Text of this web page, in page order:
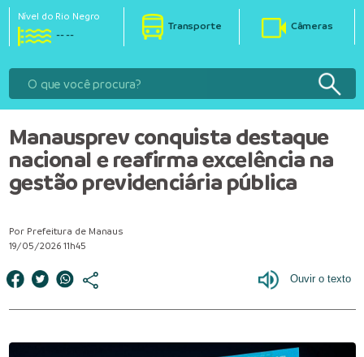
Nível do Rio Negro
-- --
Transporte Câmeras
Manausprev conquista destaque
nacional e reafirma excelência na
gestão previdenciária pública
Por Prefeitura de Manaus
19/05/2026 11h45